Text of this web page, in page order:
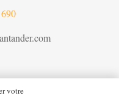
votre